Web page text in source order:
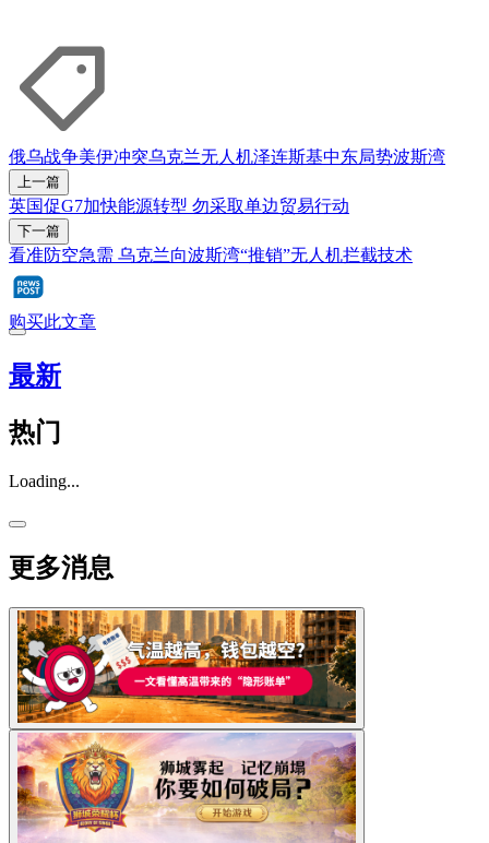
俄乌战争美伊冲突乌克兰无人机泽连斯基中东局势波斯湾
上一篇
英国促G7加快能源转型 勿采取单边贸易行动
下一篇
看准防空急需 乌克兰向波斯湾“推销”无人机拦截技术
购买此文章
最新
热门
Loading...
更多消息